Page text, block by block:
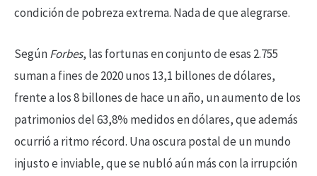
condición de pobreza extrema. Nada de que alegrarse.
SegúnForbes, las fortunas en conjunto de esas 2.755
suman a fines de 2020 unos 13,1 billones de dólares,
frente a los 8 billones de hace un año, un aumento de los
patrimonios del 63,8% medidos en dólares, que además
ocurrió a ritmo récord. Una oscura postal de un mundo
injusto e inviable, que se nubló aún más con la irrupción